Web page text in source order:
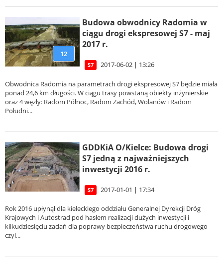
12
Budowa obwodnicy Radomia w
ciągu drogi ekspresowej S7 - maj
2017 r.
S7 2017-06-02 | 13:26
Obwodnica Radomia na parametrach drogi ekspresowej S7 będzie miała
ponad 24,6 km długości. W ciągu trasy powstaną obiekty inżynierskie
oraz 4 węzły: Radom Północ, Radom Zachód, Wolanów i Radom
Południ...
GDDKiA O/Kielce: Budowa drogi
S7 jedną z najważniejszych
inwestycji 2016 r.
S7 2017-01-01 | 17:34
Rok 2016 upłynął dla kieleckiego oddziału Generalnej Dyrekcji Dróg
Krajowych i Autostrad pod hasłem realizacji dużych inwestycji i
kilkudziesięciu zadań dla poprawy bezpieczeństwa ruchu drogowego
czyl...